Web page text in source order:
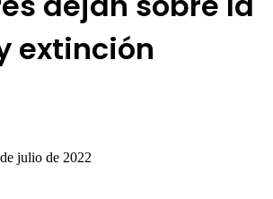
extinción
julio de 2022